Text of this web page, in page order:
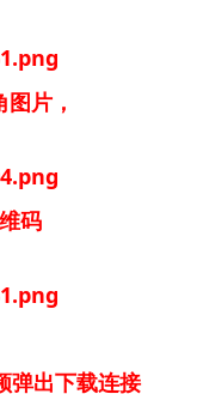
，
下载连接